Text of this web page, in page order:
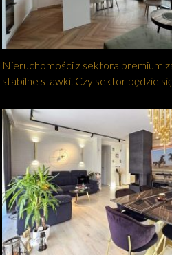
Nieruchomości z sektora premium
stabilne stawki. Czy sektor będzie